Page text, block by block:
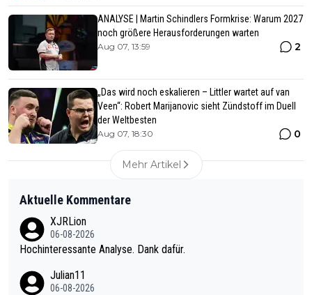
ANALYSE | Martin Schindlers Formkrise: Warum 2027
noch größere Herausforderungen warten
Aug 07, 13:59 2
„Das wird noch eskalieren – Littler wartet auf van
Veen“: Robert Marijanovic sieht Zündstoff im Duell
der Weltbesten
Aug 07, 18:30 0
Mehr Artikel
Aktuelle Kommentare
XJRLion
06-08-2026
Hochinteressante Analyse. Dank dafür.
Julian11
06-08-2026